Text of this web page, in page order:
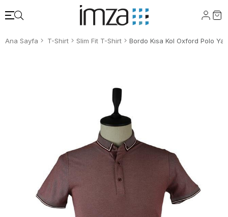
Ana Sayfa T-Shirt Slim Fit T-Shirt